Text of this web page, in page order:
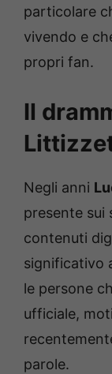
particolare
vivendo e
propri fan.
Il
Negli anni
presente sui
contenuti
significativo
le persone
ufficiale,
parole.